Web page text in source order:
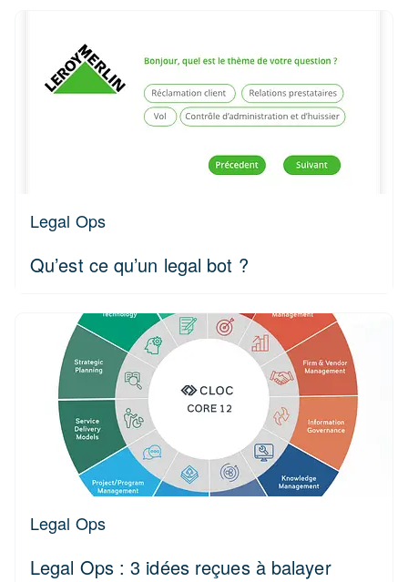
Legal Ops
Qu’est ce qu’un legal bot ?
Legal Ops
Legal Ops : 3 idées reçues à balayer